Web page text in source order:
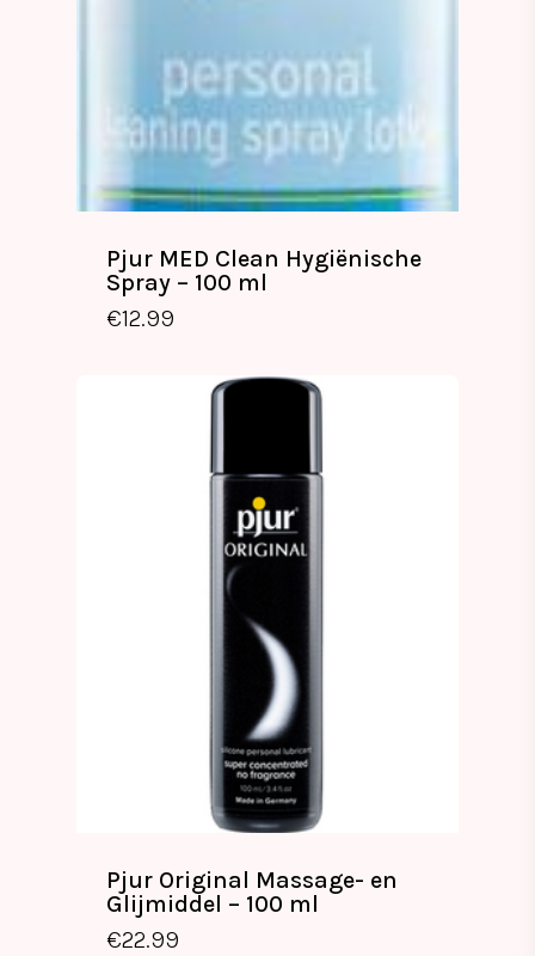
Pjur MED Clean Hygiënische
Spray – 100 ml
€12.99
€12.99
Pjur Original Massage- en
Glijmiddel – 100 ml
€22.99
€22.99